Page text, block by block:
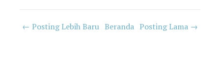
← Posting Lebih Baru Posting Lama →
Beranda